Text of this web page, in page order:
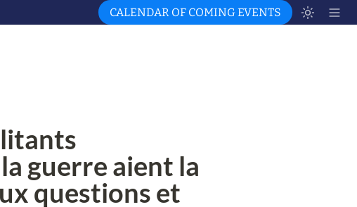
CALENDAR OF COMING EVENTS
guerre aient la
questions et